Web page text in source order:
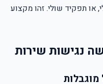
או תפקיד שולי. זהו מקצוע
נגישות שירות